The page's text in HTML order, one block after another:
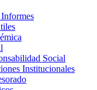
Social
Institucionales